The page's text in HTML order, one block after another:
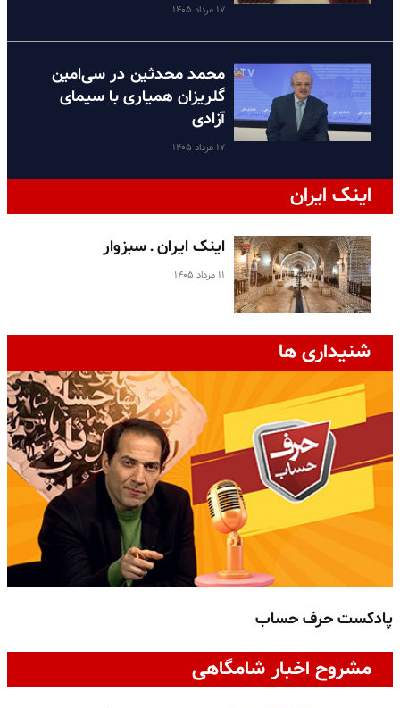
۱۷ مرداد ۱۴۰۵
محمد محدثین در سی‌امین
گلریزان همیاری با سیمای
آزادی
۱۷ مرداد ۱۴۰۵
اینک ایران
اینک ایران ـ سبزوار
۱۱ مرداد ۱۴۰۵
شنیداری ها
پادکست حرف حساب
مشروح اخبار شامگاهی